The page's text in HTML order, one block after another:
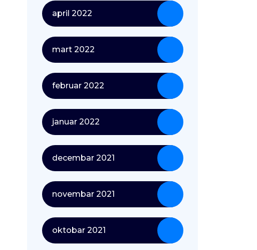
april 2022
mart 2022
februar 2022
januar 2022
decembar 2021
novembar 2021
oktobar 2021